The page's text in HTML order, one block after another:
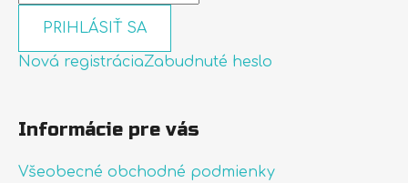
PRIHLÁSIŤ SA
Nová registráciaZabudnuté heslo
Informácie pre vás
Všeobecné obchodné podmienky